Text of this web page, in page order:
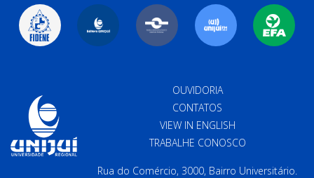
OUVIDORIA
CONTATOS
VIEW IN ENGLISH
TRABALHE CONOSCO
Rua do Comércio, 3000, Bairro Universitário.